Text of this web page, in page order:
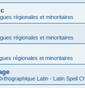
régionales et minoritaires
régionales et minoritaires
régionales et minoritaires
Latin - Latin Spell